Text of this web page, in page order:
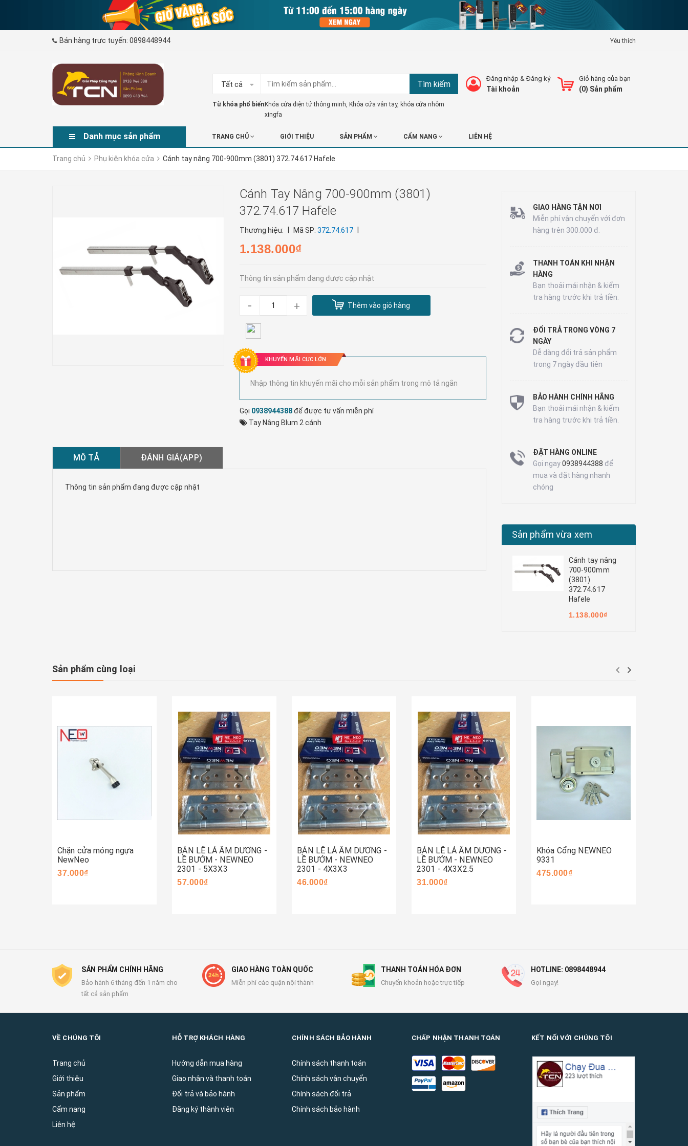
Bán hàng trực tuyến: 0898448944 Yêu thích
Tất cả Tìm kiếm
Từ khóa phổ biến:Khóa cửa điện tử thông minh, Khóa cửa vân tay, khóa cửa nhôm
xingfa
Giỏ hàng của bạn
(0) Sản phẩm
Đăng nhập &Đăng ký
Tài khoản
Danh mục sản phẩm TRANG CHỦ GIỚI THIỆU SẢN PHẨM CẨM NANG LIÊN HỆ
Trang chủ Phụ kiện khóa cửa Cánh tay nâng 700-900mm (3801) 372.74.617 Hafele
Cánh Tay Nâng 700-900mm (3801)
372.74.617 Hafele
Thương hiệu: Mã SP: 372.74.617
1.138.000₫
Thông tin sản phẩm đang được cập nhật
- + Thêm vào giỏ hàng
KHUYẾN MÃI CỰC LỚN
Nhập thông tin khuyến mãi cho mỗi sản phẩm trong mô tả ngắn
Gọi 0938944388để được tư vấn miễn phí
Tay Nâng Blum 2 cánh
MÔ TẢ ĐÁNH GIÁ(APP)
Thông tin sản phẩm đang được cập nhật
GIAO HÀNG TẬN NƠI
Miễn phí vận chuyển với đơn
hàng trên 300.000 đ.
THANH TOÁN KHI NHẬN
HÀNG
Bạn thoải mái nhận & kiểm
tra hàng trước khi trả tiền.
ĐỔI TRẢ TRONG VÒNG 7
NGÀY
Dễ dàng đổi trả sản phẩm
trong 7 ngày đầu tiên
BẢO HÀNH CHÍNH HÃNG
Bạn thoải mái nhận & kiểm
tra hàng trước khi trả tiền.
ĐẶT HÀNG ONLINE
Gọi ngay0938944388 để
mua và đặt hàng nhanh
chóng
Sản phẩm vừa xem
Cánh tay nâng
700-900mm
(3801)
372.74.617
Hafele
1.138.000₫
Sản phẩm cùng loại
Chặn cửa móng ngựa
NewNeo
37.000₫
BẢN LỀ LÁ ÂM DƯƠNG -
LỀ BƯỚM - NEWNEO
2301 - 5X3X3
57.000₫
BẢN LỀ LÁ ÂM DƯƠNG -
LỀ BƯỚM - NEWNEO
2301 - 4X3X3
46.000₫
BẢN LỀ LÁ ÂM DƯƠNG -
LỀ BƯỚM - NEWNEO
2301 - 4X3X2.5
31.000₫
Khóa Cổng NEWNEO
9331
475.000₫
SẢN PHẨM CHÍNH HÃNG
Bảo hành 6 tháng đến 1 năm cho
tất cả sản phẩm
GIAO HÀNG TOÀN QUỐC
Miễn phí các quận nội thành
THANH TOÁN HÓA ĐƠN
Chuyển khoản hoặc trực tiếp
HOTLINE: 0898448944
Gọi ngay!
VỀ CHÚNG TÔI
Trang chủ
Giới thiệu
Sản phẩm
Cẩm nang
Liên hệ
HỖ TRỢ KHÁCH HÀNG
Hướng dẫn mua hàng
Giao nhận và thanh toán
Đổi trả và bảo hành
Đăng ký thành viên
CHÍNH SÁCH BẢO HÀNH
Chính sách thanh toán
Chính sách vận chuyển
Chính sách đổi trả
Chính sách bảo hành
CHẤP NHẬN THANH TOÁN KẾT NỐI VỚI CHÚNG TÔI